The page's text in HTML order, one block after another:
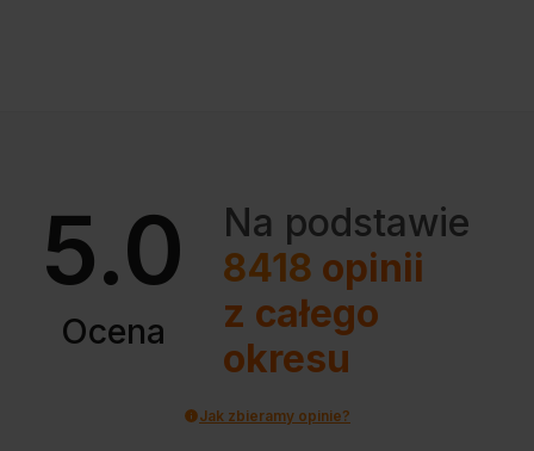
5.0
Ocena
Na podstawie
8418 opinii
z całego
okresu
Jak zbieramy opinie?